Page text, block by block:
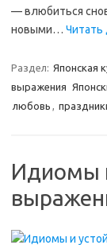
— влюбиться
новыми… Читать
Раздел: Японская
выражения
любовь ,
Идиомы